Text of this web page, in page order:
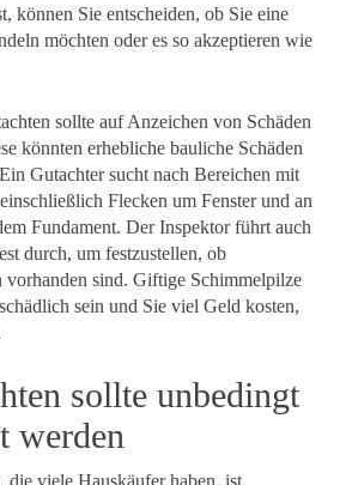
können Sie entscheiden, ob Sie eine
möchten oder es so akzeptieren wie
sollte auf Anzeichen von Schäden
könnten erhebliche bauliche Schäden
Gutachter sucht nach Bereichen mit
Flecken um Fenster und an
Fundament. Der Inspektor führt auch
durch, um festzustellen, ob
vorhanden sind. Giftige Schimmelpilze
sein und Sie viel Geld kosten,
sollte unbedingt
werden